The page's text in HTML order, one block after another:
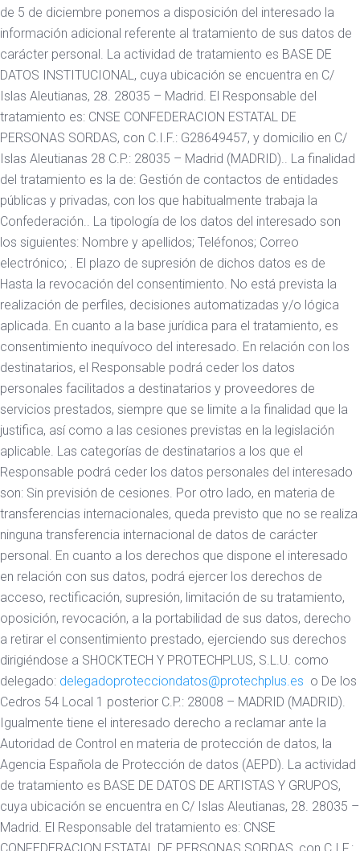
de 5 de diciembre ponemos a disposición del interesado la
información adicional referente al tratamiento de sus datos de
carácter personal. La actividad de tratamiento es BASE DE
DATOS INSTITUCIONAL, cuya ubicación se encuentra en C/
Islas Aleutianas, 28. 28035 – Madrid. El Responsable del
tratamiento es: CNSE CONFEDERACION ESTATAL DE
PERSONAS SORDAS, con C.I.F.: G28649457, y domicilio en C/
Islas Aleutianas 28 C.P.: 28035 – Madrid (MADRID).. La finalidad
del tratamiento es la de: Gestión de contactos de entidades
públicas y privadas, con los que habitualmente trabaja la
Confederación.. La tipología de los datos del interesado son
los siguientes: Nombre y apellidos; Teléfonos; Correo
electrónico; . El plazo de supresión de dichos datos es de
Hasta la revocación del consentimiento. No está prevista la
realización de perfiles, decisiones automatizadas y/o lógica
aplicada. En cuanto a la base jurídica para el tratamiento, es
consentimiento inequívoco del interesado. En relación con los
destinatarios, el Responsable podrá ceder los datos
personales facilitados a destinatarios y proveedores de
servicios prestados, siempre que se limite a la finalidad que la
justifica, así como a las cesiones previstas en la legislación
aplicable. Las categorías de destinatarios a los que el
Responsable podrá ceder los datos personales del interesado
son: Sin previsión de cesiones. Por otro lado, en materia de
transferencias internacionales, queda previsto que no se realiza
ninguna transferencia internacional de datos de carácter
personal. En cuanto a los derechos que dispone el interesado
en relación con sus datos, podrá ejercer los derechos de
acceso, rectificación, supresión, limitación de su tratamiento,
oposición, revocación, a la portabilidad de sus datos, derecho
a retirar el consentimiento prestado, ejerciendo sus derechos
dirigiéndose a SHOCKTECH Y PROTECHPLUS, S.L.U. como
delegado: delegadoprotecciondatos@protechplus.es o De los
Cedros 54 Local 1 posterior C.P.: 28008 – MADRID (MADRID).
Igualmente tiene el interesado derecho a reclamar ante la
Autoridad de Control en materia de protección de datos, la
Agencia Española de Protección de datos (AEPD). La actividad
de tratamiento es BASE DE DATOS DE ARTISTAS Y GRUPOS,
cuya ubicación se encuentra en C/ Islas Aleutianas, 28. 28035 –
Madrid. El Responsable del tratamiento es: CNSE